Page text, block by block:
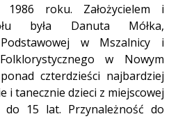
roku. Założycielem i
była Danuta Mółka,
Podstawowej w Mszalnicy i
w Nowym
czterdzieści najbardziej
i tanecznie dzieci z miejscowej
15 lat. Przynależność do